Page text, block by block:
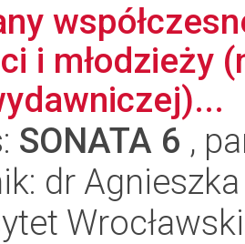
i młodzieży
SONATA 6 ,
dr